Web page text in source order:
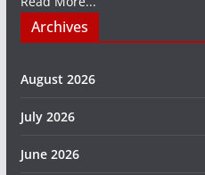
Archives
August 2026
July 2026
June 2026